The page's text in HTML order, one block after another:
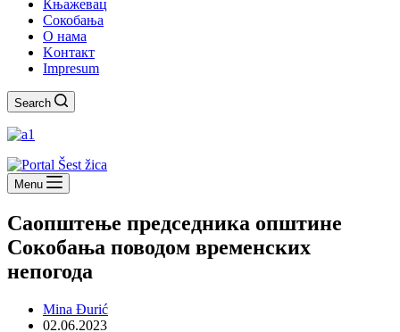
Књажевац
Сокобања
O нама
Kонтакт
Impresum
Search
Menu
Саопштење председника општине
Сокобања поводом временских
непогода
Mina Đurić
02.06.2023